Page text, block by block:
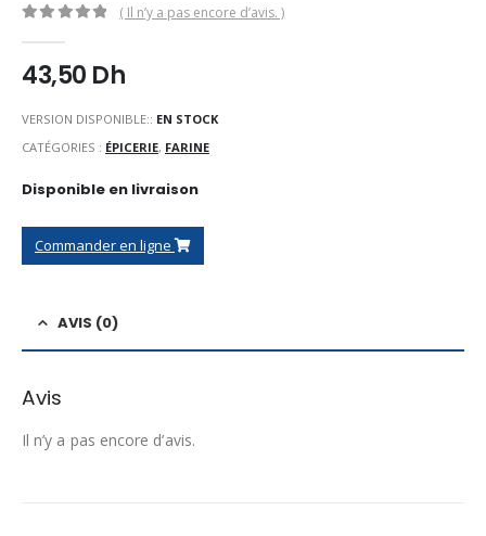
( Il n’y a pas encore d’avis. )
43,50 Dh
VERSION DISPONIBLE:: EN STOCK
CATÉGORIES : ÉPICERIE, FARINE
Disponible en livraison
Commander en ligne
AVIS (0)
Avis
Il n’y a pas encore d’avis.